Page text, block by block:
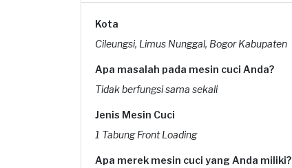
Kota
Cileungsi, Limus Nunggal, Bogor Kabupaten
Apa masalah pada mesin cuci Anda?
Tidak berfungsi sama sekali
Jenis Mesin Cuci
1 Tabung Front Loading
Apa merek mesin cuci yang Anda miliki?